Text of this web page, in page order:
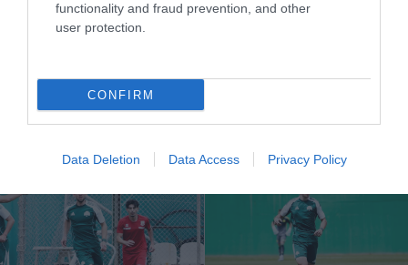
functionality and fraud prevention, and other
user protection.
CONFIRM
Data Deletion Data Access Privacy Policy
Επαγγελματικά
συμβόλαια σε έξι παιδιά
της Ακαδημίας